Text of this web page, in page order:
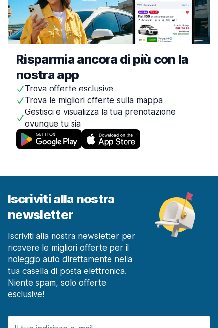
Risparmia ancora di più con la
nostra app
Trova offerte esclusive
Trova le migliori offerte sulla mappa
Gestisci e visualizza la tua prenotazione
ovunque tu sia
Iscriviti alla nostra
newsletter
Iscriviti alla nostra newsletter per
ricevere le migliori offerte per il
noleggio auto direttamente nella
tua casella di posta elettronica.
Niente spam, solo offerte
esclusive!